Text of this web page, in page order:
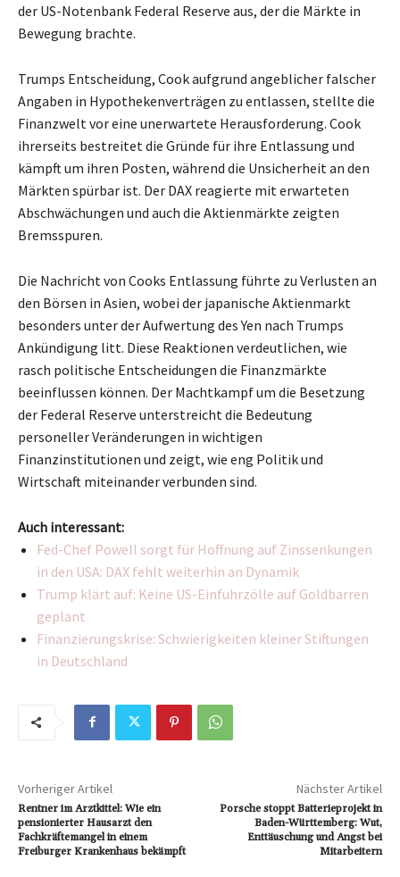
der US-Notenbank Federal Reserve aus, der die Märkte in
Bewegung brachte.
Trumps Entscheidung, Cook aufgrund angeblicher falscher
Angaben in Hypothekenverträgen zu entlassen, stellte die
Finanzwelt vor eine unerwartete Herausforderung. Cook
ihrerseits bestreitet die Gründe für ihre Entlassung und
kämpft um ihren Posten, während die Unsicherheit an den
Märkten spürbar ist. Der DAX reagierte mit erwarteten
Abschwächungen und auch die Aktienmärkte zeigten
Bremsspuren.
Die Nachricht von Cooks Entlassung führte zu Verlusten an
den Börsen in Asien, wobei der japanische Aktienmarkt
besonders unter der Aufwertung des Yen nach Trumps
Ankündigung litt. Diese Reaktionen verdeutlichen, wie
rasch politische Entscheidungen die Finanzmärkte
beeinflussen können. Der Machtkampf um die Besetzung
der Federal Reserve unterstreicht die Bedeutung
personeller Veränderungen in wichtigen
Finanzinstitutionen und zeigt, wie eng Politik und
Wirtschaft miteinander verbunden sind.
Auch interessant:
Fed-Chef Powell sorgt für Hoffnung auf Zinssenkungen
in den USA: DAX fehlt weiterhin an Dynamik
Trump klärt auf: Keine US-Einfuhrzölle auf Goldbarren
geplant
Finanzierungskrise: Schwierigkeiten kleiner Stiftungen
in Deutschland
Vorheriger Artikel
Rentner im Arztkittel: Wie ein
pensionierter Hausarzt den
Fachkräftemangel in einem
Freiburger Krankenhaus bekämpft
Nächster Artikel
Porsche stoppt Batterieprojekt in
Baden-Württemberg: Wut,
Enttäuschung und Angst bei
Mitarbeitern